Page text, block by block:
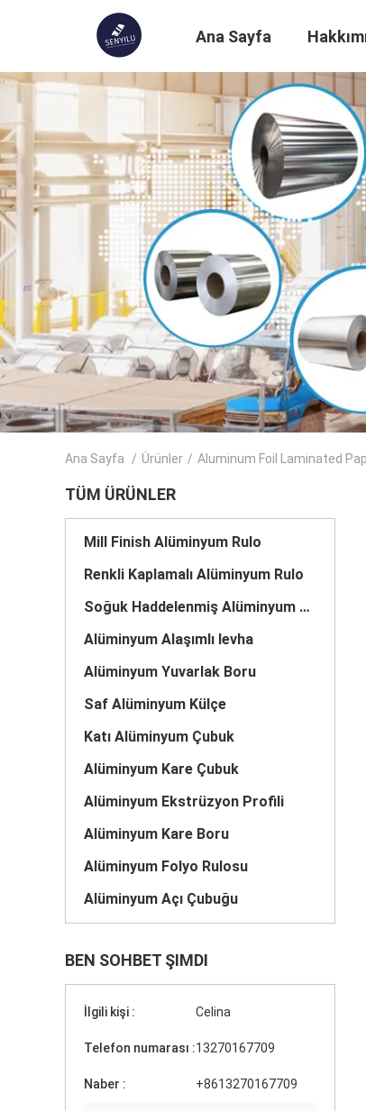
Ana Sayfa
Ana Sayfa / Ürünler / Aluminum Foil Laminated
TÜM ÜRÜNLER
Mill Finish Alüminyum Rulo
Renkli Kaplamalı Alüminyum Rulo
Soğuk Haddelenmiş Alüminyum Rulo
Alüminyum Alaşımlı levha
Alüminyum Yuvarlak Boru
Saf Alüminyum Külçe
Katı Alüminyum Çubuk
Alüminyum Kare Çubuk
Alüminyum Ekstrüzyon Profili
Alüminyum Kare Boru
Alüminyum Folyo Rulosu
Alüminyum Açı Çubuğu
BEN SOHBET ŞIMDI
İlgili kişi : Celina
Telefon numarası :13270167709
Naber : +8613270167709